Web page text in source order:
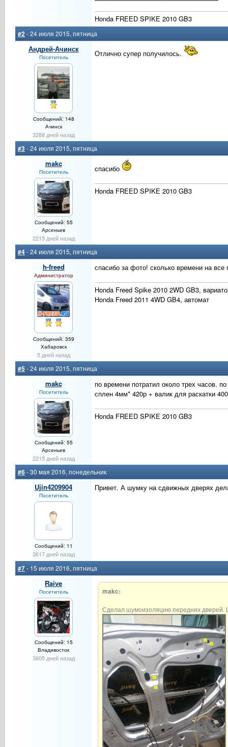
Honda FREED SPIKE 2010 GB3
#2- 24 июля 2015, пятница
Андрей-Ачинск
Посетитель
Сообщений: 148
Ачинск
3288 дней назад
Отлично супер получилось.
#3- 24 июля 2015, пятница
makc
Посетитель
Сообщений: 55
Арсеньев
2215 дней назад
спасибо
Honda FREED SPIKE 2010 GB3
#4- 24 июля 2015, пятница
h-freed
Администратор
Сообщений: 359
Хабаровск
5 дней назад
спасибо за фото! сколько времени на
Honda Freed Spike 2010 2WD GB3,
Honda Freed 2011 4WD GB4, автомат
#5 - 24 июля 2015, пятница
makc
Посетитель
Сообщений: 55
Арсеньев
2215 дней назад
по времени потратил около трех часов.
сплен 4мм* 420р + валик для раскатки
Honda FREED SPIKE 2010 GB3
#6- 30 мая 2016, понедельник
Ujin4209904
Посетитель
Сообщений: 11
3617 дней назад
Привет. А шумку на сдвижных дверях
#7- 15 июля 2016, пятница
Raive
Посетитель
Сообщений: 15
Владивосток
3605 дней назад
makc:
Сделал шумоизоляцию передних дверей.